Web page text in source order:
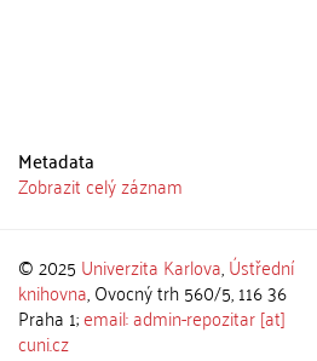
Metadata
Zobrazit celý záznam
© 2025 Univerzita Karlova,Ústřední
knihovna, Ovocný trh 560/5, 116 36
Praha 1;email: admin-repozitar [at]
cuni.cz